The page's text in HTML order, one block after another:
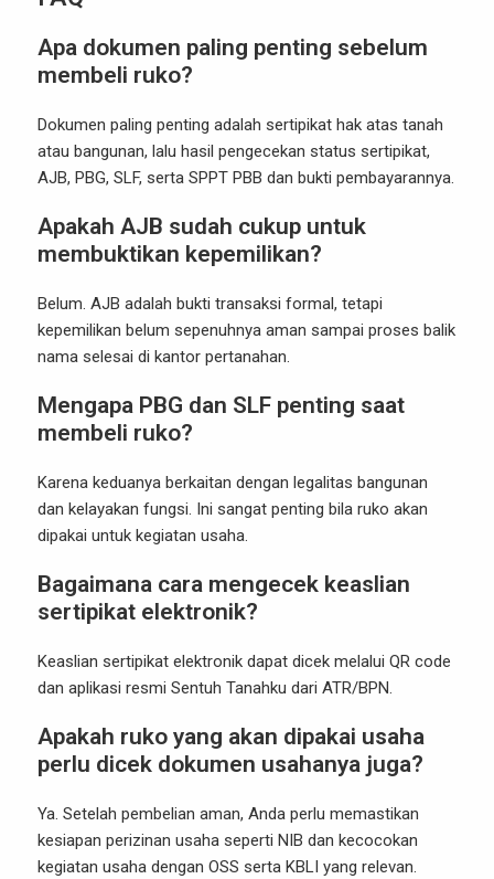
Apa dokumen paling penting sebelum
membeli ruko?
Dokumen paling penting adalah sertipikat hak atas tanah
atau bangunan, lalu hasil pengecekan status sertipikat,
AJB, PBG, SLF, serta SPPT PBB dan bukti pembayarannya.
Apakah AJB sudah cukup untuk
membuktikan kepemilikan?
Belum. AJB adalah bukti transaksi formal, tetapi
kepemilikan belum sepenuhnya aman sampai proses balik
nama selesai di kantor pertanahan.
Mengapa PBG dan SLF penting saat
membeli ruko?
Karena keduanya berkaitan dengan legalitas bangunan
dan kelayakan fungsi. Ini sangat penting bila ruko akan
dipakai untuk kegiatan usaha.
Bagaimana cara mengecek keaslian
sertipikat elektronik?
Keaslian sertipikat elektronik dapat dicek melalui QR code
dan aplikasi resmi Sentuh Tanahku dari ATR/BPN.
Apakah ruko yang akan dipakai usaha
perlu dicek dokumen usahanya juga?
Ya. Setelah pembelian aman, Anda perlu memastikan
kesiapan perizinan usaha seperti NIB dan kecocokan
kegiatan usaha dengan OSS serta KBLI yang relevan.